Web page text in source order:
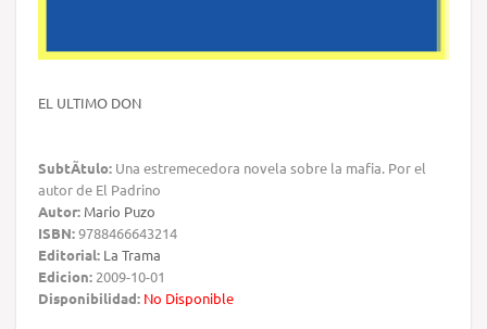
EL ULTIMO DON
SubtÃ­tulo: Una estremecedora novela sobre la mafia. Por el
autor de El Padrino
Autor: Mario Puzo
ISBN:9788466643214
Editorial: La Trama
Edicion: 2009-10-01
Disponibilidad: No Disponible